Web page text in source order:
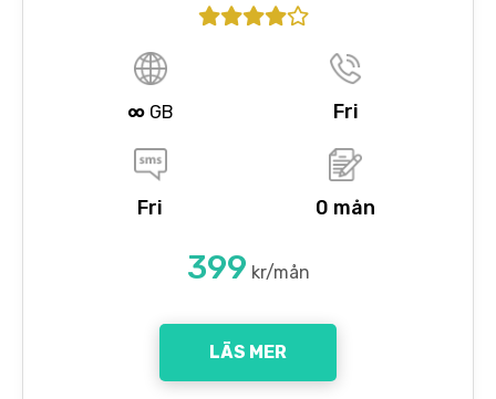
∞ GB Fri
Fri 0 mån
399 kr/mån
LÄS MER